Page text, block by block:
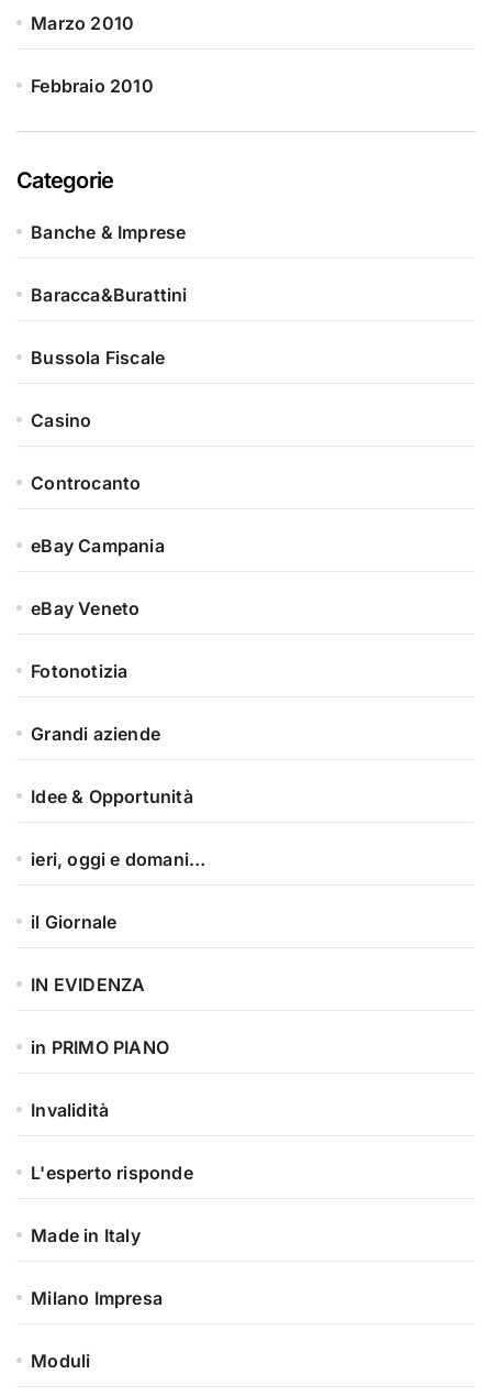
Marzo 2010
Febbraio 2010
Categorie
Banche & Imprese
Baracca&Burattini
Bussola Fiscale
Casino
Controcanto
eBay Campania
eBay Veneto
Fotonotizia
Grandi aziende
Idee & Opportunità
ieri, oggi e domani…
il Giornale
IN EVIDENZA
in PRIMO PIANO
Invalidità
L'esperto risponde
Made in Italy
Milano Impresa
Moduli